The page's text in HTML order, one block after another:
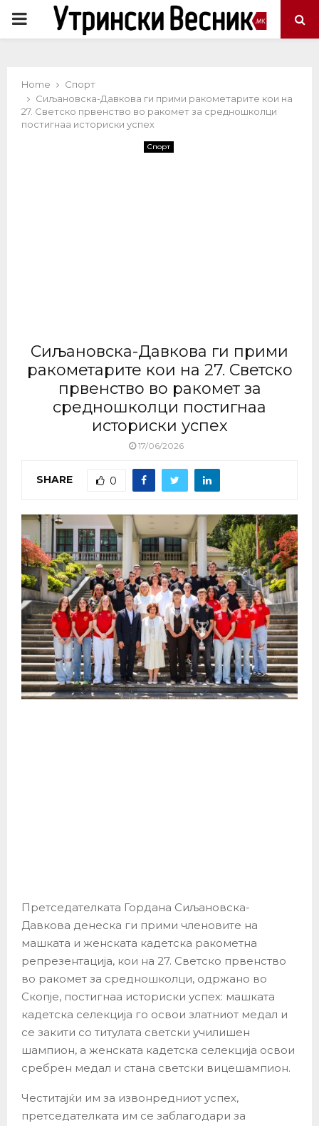
PRIMARY
Home
Спорт
Сиљановска-Давкова ги прими ракометарите кои на
27. Светско првенство во ракомет за средношколци
постигнаа историски успех
Спорт
Сиљановска-Давкова ги прими
ракометарите кои на 27. Светско
првенство во ракомет за
средношколци постигнаа
историски успех
17/06/2026
SHARE 0
Претседателката Гордана Сиљановска-
Давкова денеска ги прими членовите на
машката и женската кадетска ракометна
репрезентација, кои на 27. Светско првенство
во ракомет за средношколци, одржано во
Скопје, постигнаа историски успех: машката
кадетска селекција го освои златниот медал и
се закити со титулата светски училишен
шампион, а женската кадетска селекција освои
сребрен медал и стана светски вицешампион.
Честитајќи им за извонредниот успех,
претседателката им се заблагодари за